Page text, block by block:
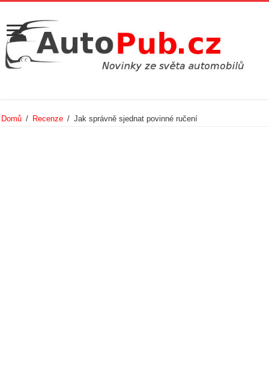
Domů / Recenze / Jak správně sjednat povinné ručení